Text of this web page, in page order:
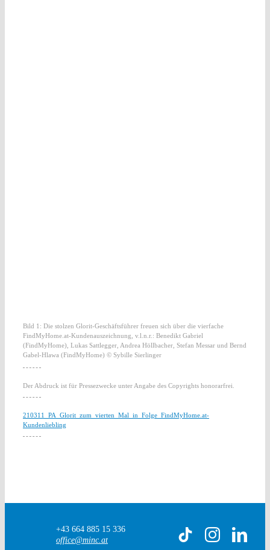
Bild 1: Die stolzen Glorit-Geschäftsführer freuen sich über die vierfache
FindMyHome.at-Kundenauszeichnung, v.l.n.r.: Benedikt Gabriel
(FindMyHome), Lukas Sattlegger, Andrea Höllbacher, Stefan Messar und Bernd
Gabel-Hlawa (FindMyHome) © Sybille Sierlinger
Der Abdruck ist für Pressezwecke unter Angabe des Copyrights honorarfrei.
210311_PA_Glorit_zum_vierten_Mal_in_Folge_FindMyHome.at-
Kundenliebling
+43 664 885 15 336
office@minc.at